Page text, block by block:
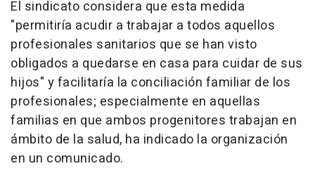
El sindicato considera que esta medida
"permitiría acudir a trabajar a todos aquellos
profesionales sanitarios que se han visto
obligados a quedarse en casa para cuidar de sus
hijos" y facilitaría la conciliación familiar de los
profesionales; especialmente en aquellas
familias en que ambos progenitores trabajan en
ámbito de la salud, ha indicado la organización
en un comunicado.